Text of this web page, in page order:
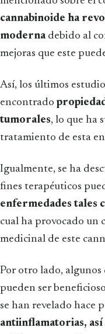
cannabinoide ha
modernadebido al
mejoras que este
Así, los últimos
encontrado
tumorales, lo que ha
tratamiento de esta
Igualmente, se ha
fines terapéuticos
enfermedades tales
cual ha provocado un
medicinal de este
Por otro lado, algunos
pueden ser
se han revelado hace
antiinflamatorias, así